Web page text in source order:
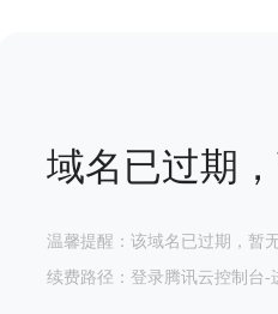
域名已过期
温馨提醒：该域名已过期，暂
续费路径：登录腾讯云控制台